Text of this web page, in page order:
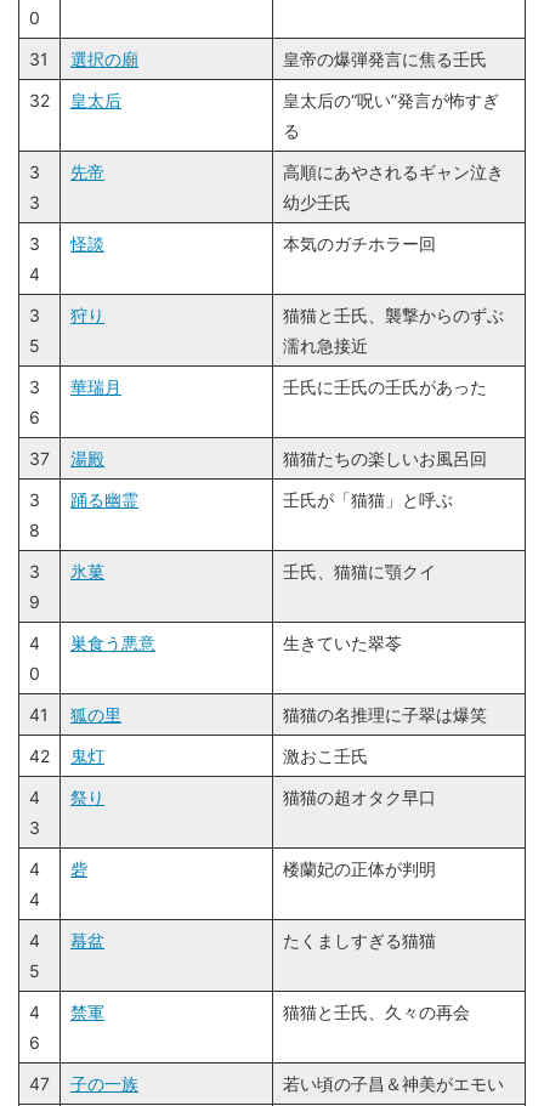
0
31 選択の廟
皇帝の爆弾発言に焦る壬氏
32
皇太后
皇太后の“呪い”発言が怖すぎ
る
3
3
先帝
高順にあやされるギャン泣き
幼少壬氏
3
4
怪談 本気のガチホラー回
3
5
狩り
猫猫と壬氏、襲撃からのずぶ
濡れ急接近
3
6
華瑞月 壬氏に壬氏の壬氏があった
37 湯殿
猫猫たちの楽しいお風呂回
3
8
踊る幽霊 壬氏が「猫猫」と呼ぶ
3
9
氷菓 壬氏、猫猫に顎クイ
4
0
巣食う悪意 生きていた翠苓
41 狐の里
猫猫の名推理に子翠は爆笑
42
鬼灯
激おこ壬氏
4
3
祭り 猫猫の超オタク早口
4
4
砦 楼蘭妃の正体が判明
4
5
蟇盆 たくましすぎる猫猫
4
6
禁軍 猫猫と壬氏、久々の再会
47 子の一族
若い頃の子昌＆神美がエモい